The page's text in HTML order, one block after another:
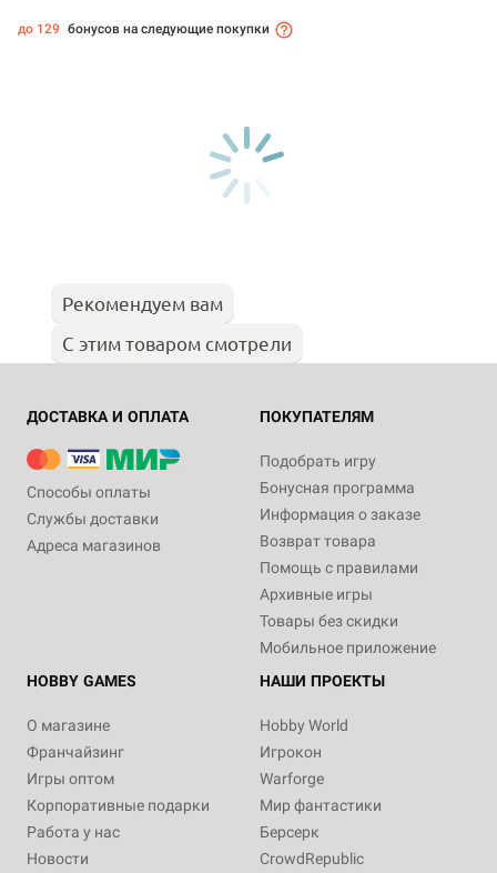
до 129 бонусов на следующие покупки
Рекомендуем вам
С этим товаром смотрели
ДОСТАВКА И ОПЛАТА
Способы оплаты
Службы доставки
Адреса магазинов
ПОКУПАТЕЛЯМ
Подобрать игру
Бонусная программа
Информация о заказе
Возврат товара
Помощь с правилами
Архивные игры
Товары без скидки
Мобильное приложение
HOBBY GAMES
О магазине
Франчайзинг
Игры оптом
Корпоративные подарки
Работа у нас
Новости
НАШИ ПРОЕКТЫ
Hobby World
Игрокон
Warforge
Мир фантастики
Берсерк
CrowdRepublic